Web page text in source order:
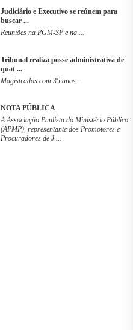
Judiciário e Executivo se reúnem para
buscar ...
Reuniões na PGM-SP e na ...
Tribunal realiza posse administrativa de
quat ...
Magistrados com 35 anos ...
NOTA PÚBLICA
A Associação Paulista do Ministério Público
(APMP), representante dos Promotores e
Procuradores de J ...